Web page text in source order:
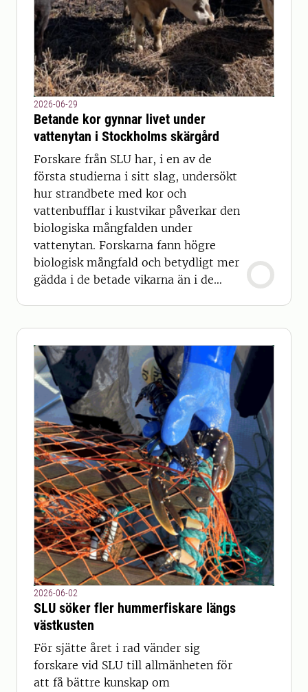
2026-06-29
Betande kor gynnar livet under
vattenytan i Stockholms skärgård
Forskare från SLU har, i en av de
första studierna i sitt slag, undersökt
hur strandbete med kor och
vattenbufflar i kustvikar påverkar den
biologiska mångfalden under
vattenytan. Forskarna fann högre
biologisk mångfald och betydligt mer
gädda i de betade vikarna än i de
2026-06-02
SLU söker fler hummerfiskare längs
västkusten
För sjätte året i rad vänder sig
forskare vid SLU till allmänheten för
att få bättre kunskap om